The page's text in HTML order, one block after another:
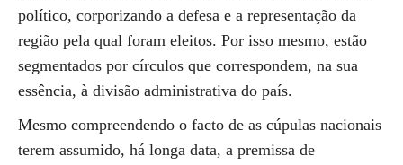
político, corporizando a defesa e a representação da
região pela qual foram eleitos. Por isso mesmo, estão
segmentados por círculos que correspondem, na sua
essência, à divisão administrativa do país.
Mesmo compreendendo o facto de as cúpulas nacionais
terem assumido, há longa data, a premissa de